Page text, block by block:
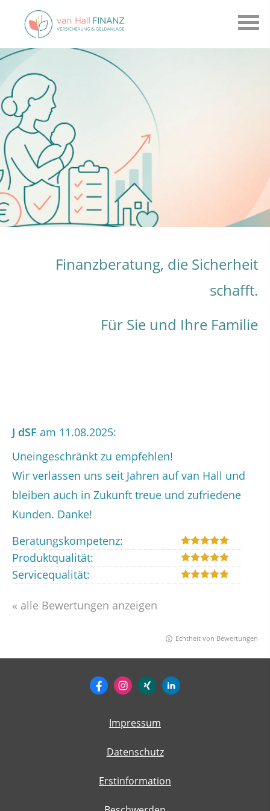
Finanzberatung, die Sicherheit
schafft.
Für Sie und Ihre Familie
Persönlich erreichbar. Ohne
Umwege.
Heute planen. Morgen entspannt
leben.
J dSF am 11.08.2025:
Uneingeschränkt zu empfehlen!
Wir verlassen uns seit Jahren auf van Hall und
bleiben auch in Zukunft treue und zufriedene
Kunden. Danke!
Beratungskompetenz:
Produktqualität:
Servicequalität:
« alle Bewertungen anzeigen
Echtheit von Bewertungen
Impressum
Datenschutz
Erstinformation